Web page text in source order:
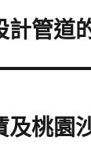
計管道
及桃園